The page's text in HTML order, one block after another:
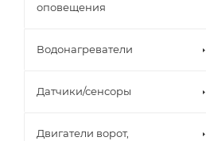
оповещения
Водонагреватели
Датчики/сенсоры
Двигатели ворот,